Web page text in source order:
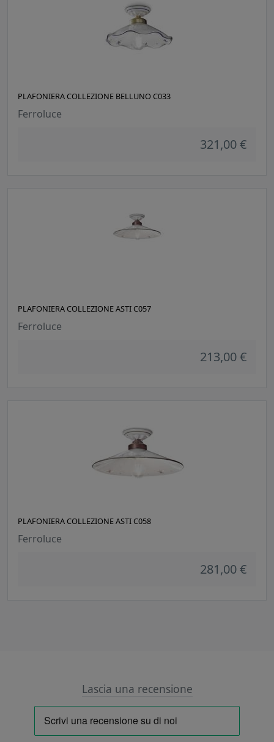
PLAFONIERA COLLEZIONE BELLUNO C033
Ferroluce
321,00 €
PLAFONIERA COLLEZIONE ASTI C057
Ferroluce
213,00 €
PLAFONIERA COLLEZIONE ASTI C058
Ferroluce
281,00 €
Lascia una recensione